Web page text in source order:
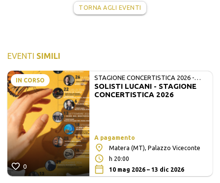
TORNA AGLI EVENTI
EVENTI SIMILI
IN CORSO
0
STAGIONE CONCERTISTICA 2026 -
MATE E SOLISTI LUCANI
SOLISTI LUCANI - STAGIONE
CONCERTISTICA 2026
A pagamento
Matera (MT), Palazzo Viceconte
h 20:00
10 mag 2026 – 13 dic 2026